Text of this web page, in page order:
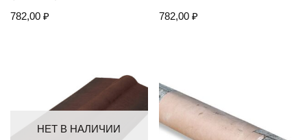
782,00 ₽ 782,00₽
НЕТ В НАЛИЧИИ